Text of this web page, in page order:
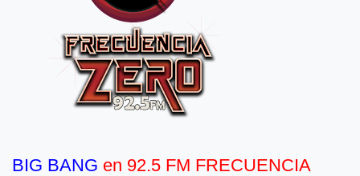
BIG BANG en 92.5 FM FRECUENCIA